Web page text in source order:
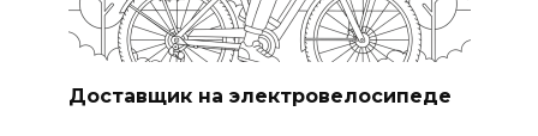
Доставщик на электровелосипеде